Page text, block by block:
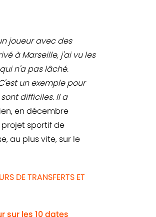
joueur avec des
à Marseille, j'ai vu les
n'a pas lâché.
un exemple pour
difficiles. Il a
en décembre
sportif de
au plus vite, sur le
DE TRANSFERTS ET
sur les 10 dates